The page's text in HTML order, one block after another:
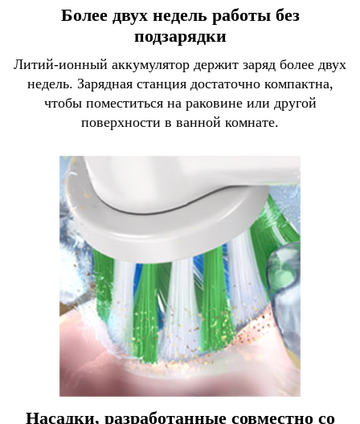
Более двух недель работы без
подзарядки
Литий-ионный аккумулятор держит заряд более двух
недель. Зарядная станция достаточно компактна,
чтобы поместиться на раковине или другой
поверхности в ванной комнате.
Насадки, разработанные совместно со